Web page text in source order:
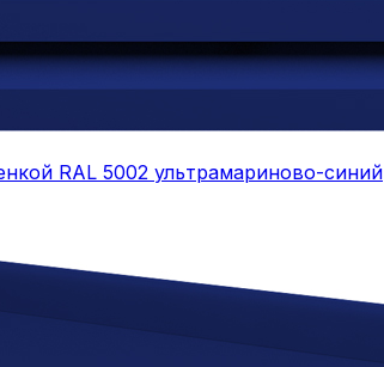
RAL 5002 ультрамариново-синий